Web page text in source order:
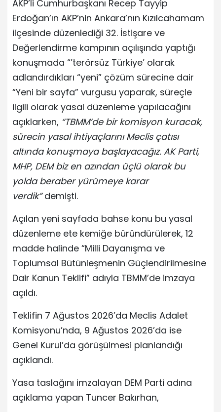
AKP’li Cumhurbaşkanı Recep Tayyip
Erdoğan’ın AKP’nin Ankara’nın Kızılcahamam
ilçesinde düzenlediği 32. İstişare ve
Değerlendirme kampının açılışında yaptığı
konuşmada “’terörsüz Türkiye’ olarak
adlandırdıkları “yeni” çözüm sürecine dair
“Yeni bir sayfa” vurgusu yaparak, süreçle
ilgili olarak yasal düzenleme yapılacağını
açıklarken, “TBMM’de bir komisyon kuracak,
sürecin yasal ihtiyaçlarını Meclis çatısı
altında konuşmaya başlayacağız. AK Parti,
MHP, DEM biz en azından üçlü olarak bu
yolda beraber yürümeye karar
verdik”demişti.
Açılan yeni sayfada bahse konu bu yasal
düzenleme ete kemiğe büründürülerek, 12
madde halinde “Milli Dayanışma ve
Toplumsal Bütünleşmenin Güçlendirilmesine
Dair Kanun Teklifi” adıyla TBMM’de imzaya
açıldı.
Teklifin 7 Ağustos 2026’da Meclis Adalet
Komisyonu’nda, 9 Ağustos 2026’da ise
Genel Kurul’da görüşülmesi planlandığı
açıklandı.
Yasa taslağını imzalayan DEM Parti adına
açıklama yapan Tuncer Bakırhan,